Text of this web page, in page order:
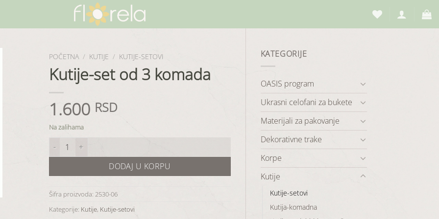
KATEGORIJE
OASIS program
Ukrasni celofani za bukete
Materijali za pakovanje
Dekorativne trake
Korpe
Kutije
Kutije-setovi
Kutija-komadna
POČETNA / KUTIJE / KUTIJE-SETOVI
Kutije-set od 3 komada
1.600 RSD
Na zalihama
Kutije-set od 3 komada količina
DODAJ U KORPU
Šifra proizvoda: 2530-06
Kategorije: Kutije, Kutije-setovi